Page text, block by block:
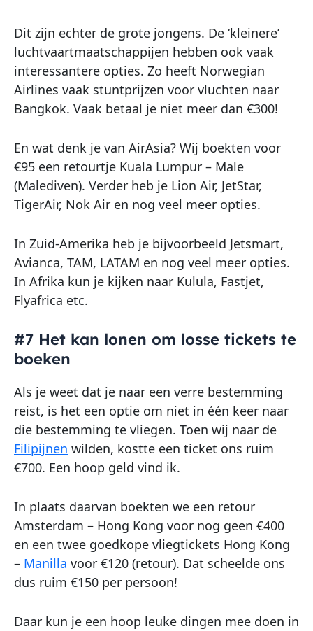
Dit zijn echter de grote jongens. De ‘kleinere’
luchtvaartmaatschappijen hebben ook vaak
interessantere opties. Zo heeft Norwegian
Airlines vaak stuntprijzen voor vluchten naar
Bangkok. Vaak betaal je niet meer dan €300!
En wat denk je van AirAsia? Wij boekten voor
€95 een retourtje Kuala Lumpur – Male
(Malediven). Verder heb je Lion Air, JetStar,
TigerAir, Nok Air en nog veel meer opties.
In Zuid-Amerika heb je bijvoorbeeld Jetsmart,
Avianca, TAM, LATAM en nog veel meer opties.
In Afrika kun je kijken naar Kulula, Fastjet,
Flyafrica etc.
#7 Het kan lonen om losse tickets te
boeken
Als je weet dat je naar een verre bestemming
reist, is het een optie om niet in één keer naar
die bestemming te vliegen. Toen wij naar de
Filipijnen wilden, kostte een ticket ons ruim
€700. Een hoop geld vind ik.
In plaats daarvan boekten we een retour
Amsterdam – Hong Kong voor nog geen €400
en een twee goedkope vliegtickets Hong Kong
– Manilla voor €120 (retour). Dat scheelde ons
dus ruim €150 per persoon!
Daar kun je een hoop leuke dingen mee doen in